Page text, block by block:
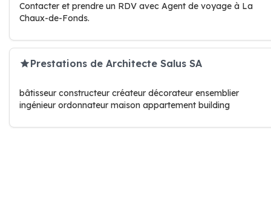
Contacter et prendre un RDV avec Agent de voyage à La
Chaux-de-Fonds.
Prestations de Architecte Salus SA
bâtisseur constructeur créateur décorateur ensemblier
ingénieur ordonnateur maison appartement building